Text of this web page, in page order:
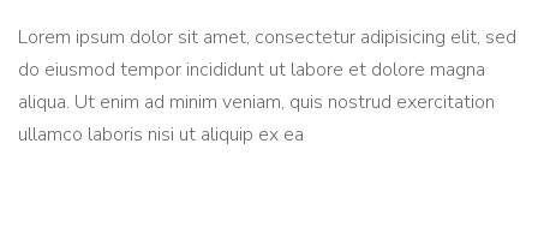
Lorem ipsum dolor sit amet, consectetur adipisicing elit, sed
do eiusmod tempor incididunt ut labore et dolore magna
aliqua. Ut enim ad minim veniam, quis nostrud exercitation
ullamco laboris nisi ut aliquip ex ea